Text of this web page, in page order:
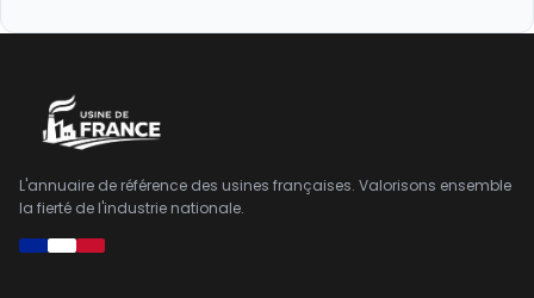
L'annuaire de référence des usines françaises. Valorisons ensemble
la fierté de l'industrie nationale.